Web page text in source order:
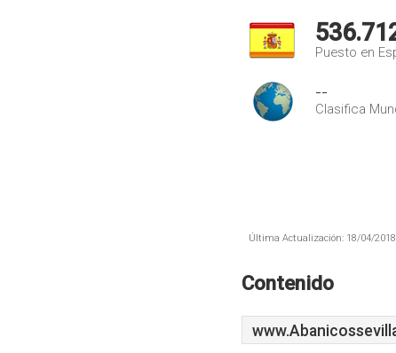
Puesto en
--
Clasifica
Última Actualización: 18/04/
Contenido